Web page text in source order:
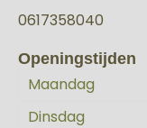
0617358040
Openingstijden
Maandag
Dinsdag